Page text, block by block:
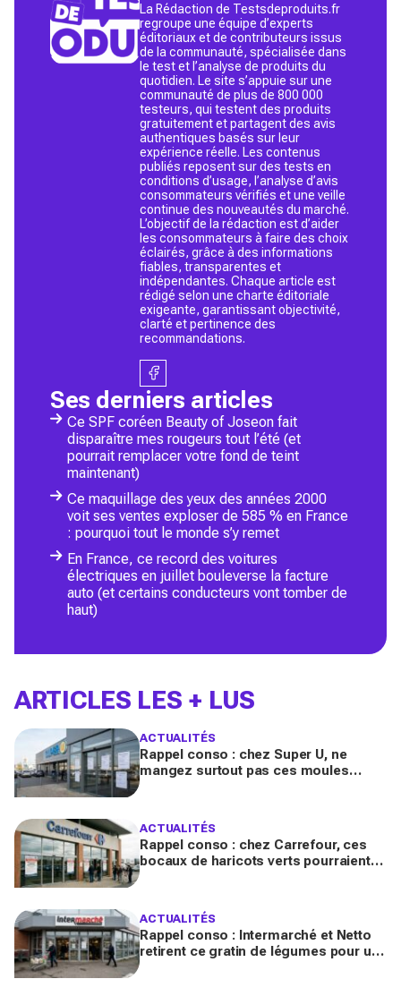
La Rédaction de Testsdeproduits.fr
regroupe une équipe d’experts
éditoriaux et de contributeurs issus
de la communauté, spécialisée dans
le test et l’analyse de produits du
quotidien. Le site s’appuie sur une
communauté de plus de 800 000
testeurs, qui testent des produits
gratuitement et partagent des avis
authentiques basés sur leur
expérience réelle. Les contenus
publiés reposent sur des tests en
conditions d’usage, l’analyse d’avis
consommateurs vérifiés et une veille
continue des nouveautés du marché.
L’objectif de la rédaction est d’aider
les consommateurs à faire des choix
éclairés, grâce à des informations
fiables, transparentes et
indépendantes. Chaque article est
rédigé selon une charte éditoriale
exigeante, garantissant objectivité,
clarté et pertinence des
recommandations.
Ses derniers articles
Ce SPF coréen Beauty of Joseon fait
disparaître mes rougeurs tout l’été (et
pourrait remplacer votre fond de teint
maintenant)
Ce maquillage des yeux des années 2000
voit ses ventes exploser de 585 % en France
: pourquoi tout le monde s’y remet
En France, ce record des voitures
électriques en juillet bouleverse la facture
auto (et certains conducteurs vont tomber de
haut)
ARTICLES LES + LUS
ACTUALITÉS
Rappel conso : chez Super U, ne
mangez surtout pas ces moules
ACTUALITÉS
Rappel conso : chez Carrefour, ces
bocaux de haricots verts pourraient
ACTUALITÉS
Rappel conso : Intermarché et Netto
retirent ce gratin de légumes pour un